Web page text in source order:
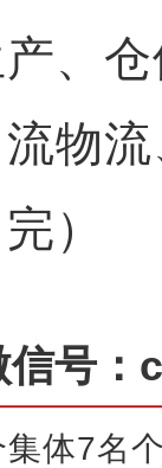
、
物
）
信号
体7名